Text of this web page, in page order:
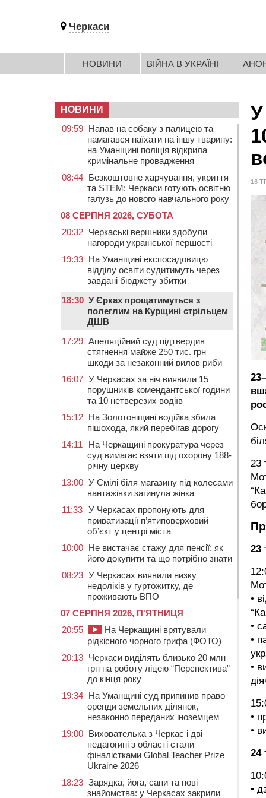
Черкаси
НОВИНИ ВІЙНА В УКРАЇНІ
16
23
23
•
•
•
•
•
•
24
•
НОВИНИ
09:59 Напав на собаку з палицею та
намагався наїхати на іншу тварину:
на Уманщині поліція відкрила
кримінальне провадження
08:44 Безкоштовне харчування, укриття
та STEM: Черкаси готують освітню
галузь до нового навчального року
08 СЕРПНЯ 2026, СУБОТА
20:32 Черкаські вершники здобули
нагороди української першості
19:33 На Уманщині експосадовицю
відділу освіти судитимуть через
завдані бюджету збитки
18:30 У Єрках прощатимуться з
полеглим на Курщині стрільцем
ДШВ
17:29 Апеляційний суд підтвердив
стягнення майже 250 тис. грн
шкоди за незаконний вилов риби
16:07 У Черкасах за ніч виявили 15
порушників комендантської години
та 10 нетверезих водіїв
15:12 На Золотоніщині водійка збила
пішохода, який перебігав дорогу
14:11
На Черкащині прокуратура через
суд вимагає взяти під охорону 188-
річну церкву
13:00 У Смілі біля магазину під колесами
вантажівки загинула жінка
11:33 У Черкасах пропонують для
приватизації п’ятиповерховий
об’єкт у центрі міста
10:00 Не вистачає стажу для пенсії: як
його докупити та що потрібно знати
08:23 У Черкасах виявили низку
недоліків у гуртожитку, де
проживають ВПО
07 СЕРПНЯ 2026, П'ЯТНИЦЯ
20:55
На Черкащині врятували
рідкісного чорного грифа (ФОТО)
20:13 Черкаси виділять близько 20 млн
грн на роботу ліцею “Перспектива”
до кінця року
19:34 На Уманщині суд припинив право
оренди земельних ділянок,
незаконно переданих іноземцем
19:00 Вихователька з Черкас і дві
педагогині з області стали
фіналістками Global Teacher Prize
Ukraine 2026
18:23 Зарядка, йога, сапи та нові
знайомства: у Черкасах закрили